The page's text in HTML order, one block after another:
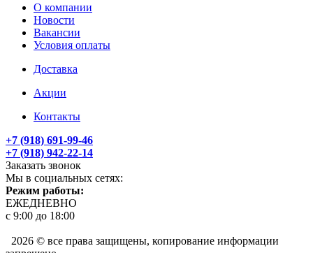
О компании
Новости
Вакансии
Условия оплаты
Доставка
Акции
Контакты
+7 (918) 691-99-46
+7 (918) 942-22-14
Заказать звонок
Мы в социальных сетях:
Режим работы:
ЕЖЕДНЕВНО
с 9:00 до 18:00
2026 © все права защищены, копирование информации